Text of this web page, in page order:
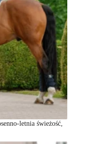
letnia świeżość,